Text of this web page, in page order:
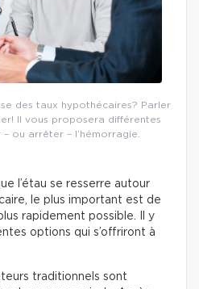
des taux hypothécaires? Parler
Il vous proposera différentes
ou arrêter – l’hémorragie.
l’étau se resserre autour
le plus important est de
rapidement possible. Il y
options qui s’offriront à
traditionnels sont